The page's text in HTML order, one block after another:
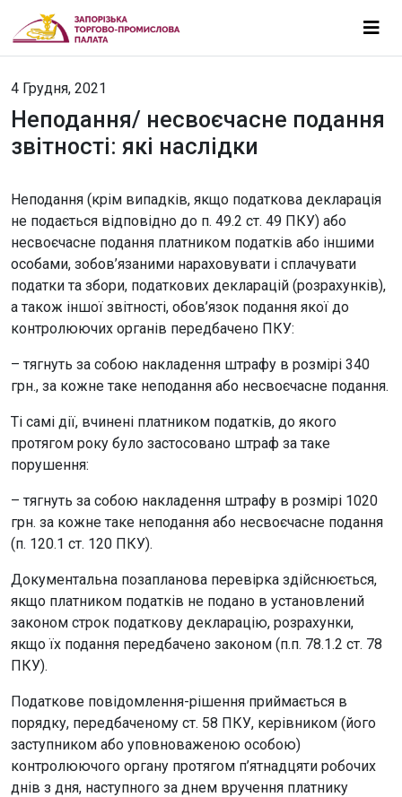
4 Грудня, 2021
Неподання/ несвоєчасне подання
звітності: які наслідки
Неподання (крім випадків, якщо податкова декларація
не подається відповідно до п. 49.2 ст. 49 ПКУ) або
несвоєчасне подання платником податків або іншими
особами, зобов’язаними нараховувати і сплачувати
податки та збори, податкових декларацій (розрахунків),
а також іншої звітності, обов’язок подання якої до
контролюючих органів передбачено ПКУ:
– тягнуть за собою накладення штрафу в розмірі 340
грн., за кожне таке неподання або несвоєчасне подання.
Ті самі дії, вчинені платником податків, до якого
протягом року було застосовано штраф за таке
порушення:
– тягнуть за собою накладення штрафу в розмірі 1020
грн. за кожне таке неподання або несвоєчасне подання
(п. 120.1 ст. 120 ПКУ).
Документальна позапланова перевірка здійснюється,
якщо платником податків не подано в установлений
законом строк податкову декларацію, розрахунки,
якщо їх подання передбачено законом (п.п. 78.1.2 ст. 78
ПКУ).
Податкове повідомлення-рішення приймається в
порядку, передбаченому ст. 58 ПКУ, керівником (його
заступником або уповноваженою особою)
контролюючого органу протягом п’ятнадцяти робочих
днів з дня, наступного за днем вручення платнику